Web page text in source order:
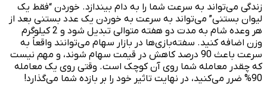
زندگی می‌تواند به سرعت شما را به دام بیندازد. خوردن “فقط یک
لیوان بستنی” می‌تواند به سرعت به خوردن یک عدد بستنی بعد از
هر وعده شام به مدت دو هفته متوالی تبدیل شود و 2 کیلوگرم
وزن اضافه کنید. سفته‌بازی‌ها در بازار سهام می‌توانند واقعاً به
سرعت باعث 90 درصد کاهش در قیمت سهام شوند، و مهم نیست
که چقدر معامله شما روی آن کوچک است. وقتی روی یک معامله
90% ضرر می‌کنید، در نهایت تاثیر خود را بر بازده شما می‌گذارد!